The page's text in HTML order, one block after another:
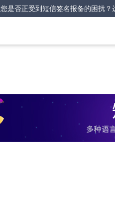
您是否正受到短信签名报备的困扰